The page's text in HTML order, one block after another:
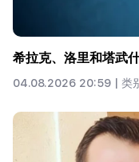
希拉克、洛里和塔武
04.08.2026 20:59 | 类